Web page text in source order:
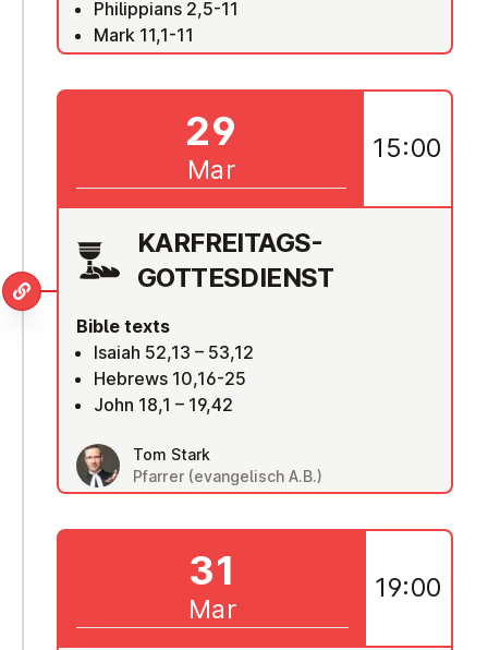
Philippians 2,5-11
Mark 11,1-11
KAR­FREIT­AGS-
GOTTES­DI­ENST
Bible texts
Isaiah 52,13 – 53,12
Hebrews 10,16-25
John 18,1 – 19,42
Tom Stark
Pfarrer (evangelisch A.B.)
29
Mar
15:00
31
Mar
19:00